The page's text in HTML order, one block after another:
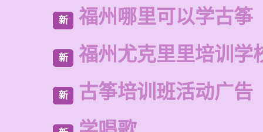
新 福州哪里可以学古筝
新 福州尤克里里培训学
新 古筝培训班活动广告